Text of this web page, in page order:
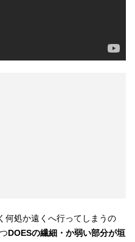
何処か遠くへ行ってしまうの
DOESの繊細・か弱い部分が垣